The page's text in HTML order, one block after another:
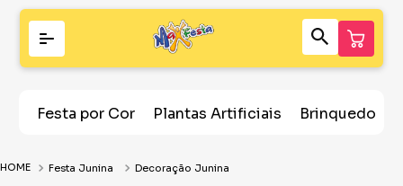
Festa por Cor Plantas Artificiais Brinquedos
Festa Junina Decoração Junina